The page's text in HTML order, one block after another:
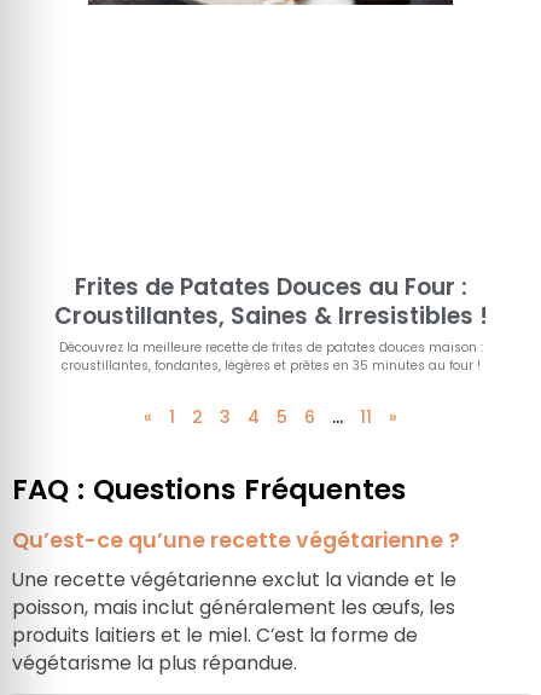
Frites de Patates Douces au Four :
Croustillantes, Saines & Irresistibles !
Découvrez la meilleure recette de frites de patates douces maison :
croustillantes, fondantes, légères et prêtes en 35 minutes au four !
« 1 2 3 4 5 6 … 11 »
FAQ : Questions Fréquentes
Qu’est-ce qu’une recette végétarienne ?
Une recette végétarienne exclut la viande et le
poisson, mais inclut généralement les œufs, les
produits laitiers et le miel. C’est la forme de
végétarisme la plus répandue.